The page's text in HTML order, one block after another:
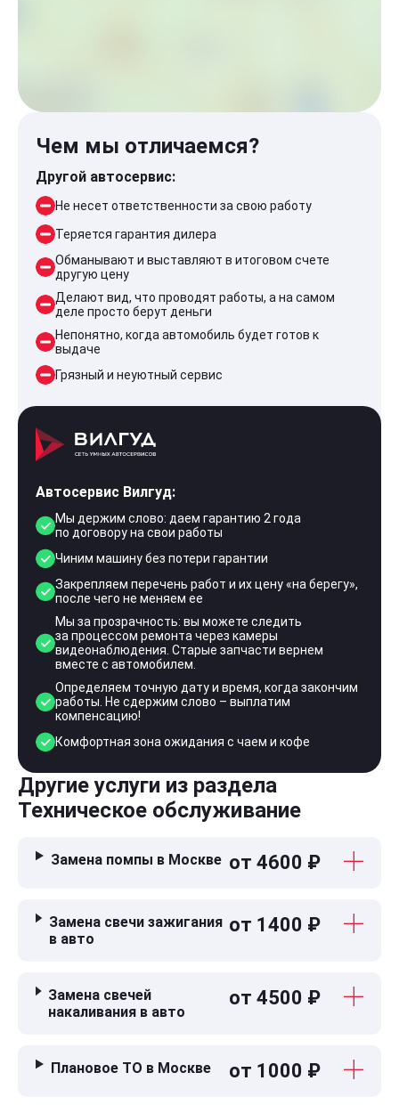
Чем мы отличаемся?
Другой автосервис:
Не несет ответственности за свою работу
Теряется гарантия дилера
Обманывают и выставляют в итоговом счете
другую цену
Делают вид, что проводят работы, а на самом
деле просто берут деньги
Непонятно, когда автомобиль будет готов к
выдаче
Грязный и неуютный сервис
Автосервис Вилгуд:
Мы держим слово: даем гарантию 2 года
по договору на свои работы
Чиним машину без потери гарантии
Закрепляем перечень работ и их цену «на берегу»,
после чего не меняем ее
Мы за прозрачность: вы можете следить
за процессом ремонта через камеры
видеонаблюдения. Старые запчасти вернем
вместе с автомобилем.
Определяем точную дату и время, когда закончим
работы. Не сдержим слово – выплатим
компенсацию!
Комфортная зона ожидания с чаем и кофе
Другие услуги из раздела
Техническое обслуживание
Замена помпы в Москве от 4600 ₽
Замена свечи зажигания
в авто
от 1400 ₽
Замена свечей
накаливания в авто
от 4500 ₽
Плановое ТО в Москве от 1000 ₽